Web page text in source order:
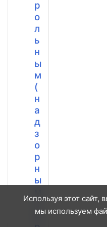
р
о
л
ь
н
ы
м
(
н
а
д
з
о
р
н
ы
)
о
Используя этот сайт,
мы используем